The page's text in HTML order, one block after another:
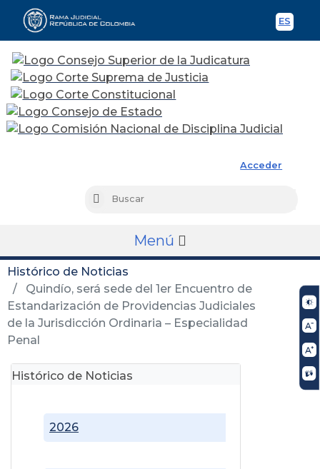
ES
Acceder
Buscar
Menú
Histórico de Noticias
Quindío, será sede del 1er Encuentro de
Estandarización de Providencias Judiciales
de la Jurisdicción Ordinaria – Especialidad
Penal
Histórico de Noticias
2026